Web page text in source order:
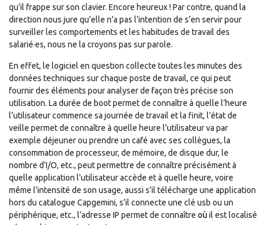
qu’il frappe sur son clavier. Encore heureux ! Par contre, quand la
direction nous jure qu’elle n’a pas l’intention de s’en servir pour
surveiller les comportements et les habitudes de travail des
salarié·es, nous ne la croyons pas sur parole.
En effet, le logiciel en question collecte toutes les minutes des
données techniques sur chaque poste de travail, ce qui peut
fournir des éléments pour analyser de façon très précise son
utilisation. La durée de boot permet de connaître à quelle l’heure
l’utilisateur commence sa journée de travail et la finit, l’état de
veille permet de connaître à quelle heure l’utilisateur va par
exemple déjeuner ou prendre un café avec ses collègues, la
consommation de processeur, de mémoire, de disque dur, le
nombre d’I/O, etc., peut permettre de connaître précisément à
quelle application l’utilisateur accède et à quelle heure, voire
même l’intensité de son usage, aussi s’il télécharge une application
hors du catalogue Capgemini, s’il connecte une clé usb ou un
périphérique, etc., l’adresse IP permet de connaître où il est localisé